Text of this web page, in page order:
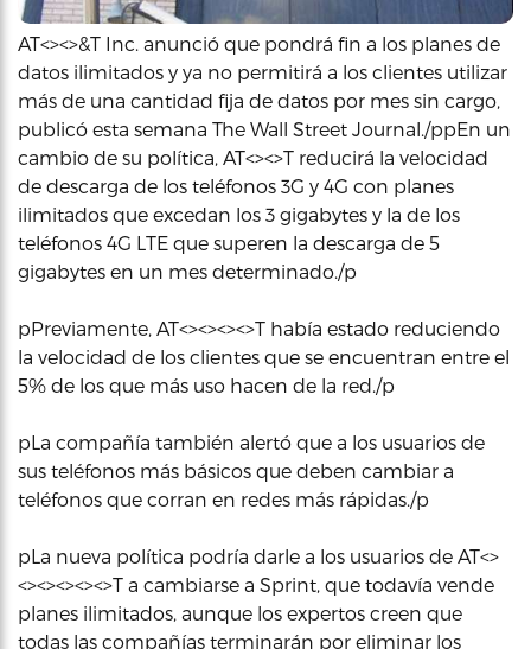
AT<><>&T Inc. anunció que pondrá fin a los planes de
datos ilimitados y ya no permitirá a los clientes utilizar
más de una cantidad fija de datos por mes sin cargo,
publicó esta semana The Wall Street Journal./ppEn un
cambio de su política, AT<><>T reducirá la velocidad
de descarga de los teléfonos 3G y 4G con planes
ilimitados que excedan los 3 gigabytes y la de los
teléfonos 4G LTE que superen la descarga de 5
gigabytes en un mes determinado./p
pPreviamente, AT<><><><>T había estado reduciendo
la velocidad de los clientes que se encuentran entre el
5% de los que más uso hacen de la red./p
pLa compañía también alertó que a los usuarios de
sus teléfonos más básicos que deben cambiar a
teléfonos que corran en redes más rápidas./p
pLa nueva política podría darle a los usuarios de AT<>
<><><><><>T a cambiarse a Sprint, que todavía vende
planes ilimitados, aunque los expertos creen que
todas las compañías terminarán por eliminar los